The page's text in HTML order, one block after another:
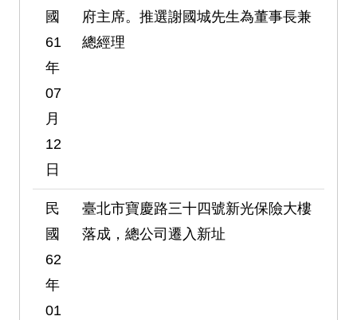
國
61
年
07
月
12
日
府主席。推選謝國城先生為董事長兼
總經理
民
國
62
年
01
臺北市寶慶路三十四號新光保險大樓
落成，總公司遷入新址